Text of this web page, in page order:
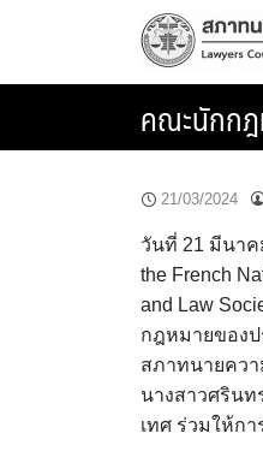
คณะนักกฎ
21/03/2024
วันที่ 21 มีนาค
the French
and Law
กฎหมายของป
สภาทนายควา
นางสาวศรินท
เทศ ร่วมให้ก